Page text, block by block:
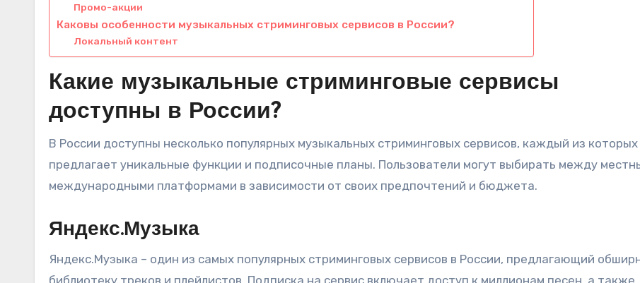
Промо-акции
Каковы особенности музыкальных стриминговых сервисов в России?
Локальный контент
Какие музыкальные стриминговые сервисы
доступны в России?
В России доступны несколько популярных музыкальных стриминговых сервисов, каждый из которых
предлагает уникальные функции и подписочные планы. Пользователи могут выбирать между
международными платформами в зависимости от своих предпочтений и бюджета.
Яндекс.Музыка
Яндекс.Музыка – один из самых популярных стриминговых сервисов в России, предлагающий
библиотеку треков и плейлистов. Подписка на сервис включает доступ к миллионам песен, а также